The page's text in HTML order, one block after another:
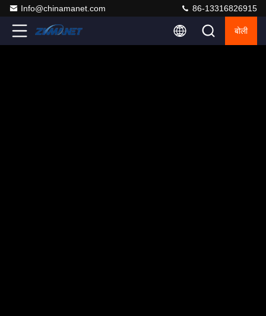
Info@chinamanet.com 86-13316826915
बोली